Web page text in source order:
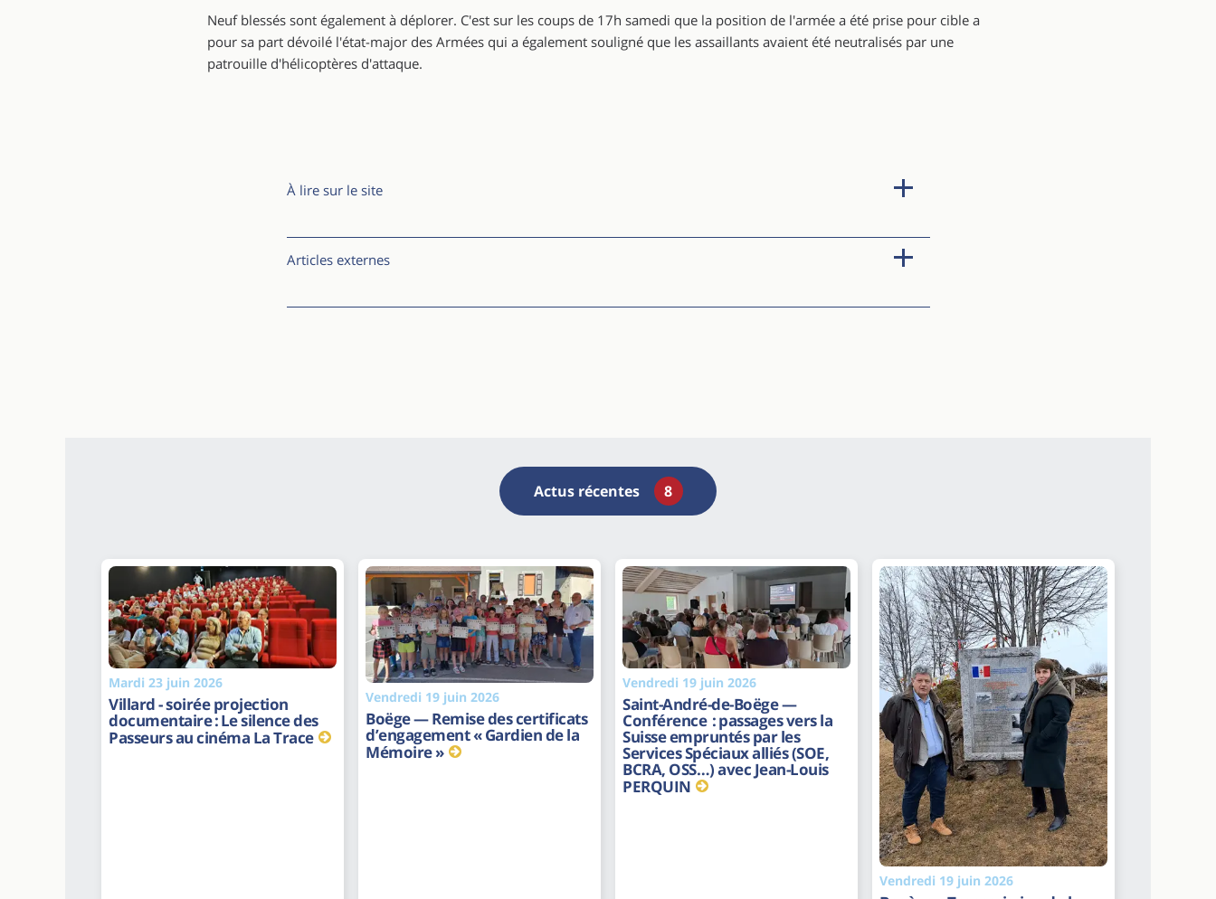
Neuf blessés sont également à déplorer. C'est sur les coups de 17h samedi que la position de l'armée a été prise pour cible a
pour sa part dévoilé l'état-major des Armées qui a également souligné que les assaillants avaient été neutralisés par une
patrouille d'hélicoptères d'attaque.
À lire sur le site
Articles externes
Actus récentes 8
Mardi 23 juin 2026
Villard - soirée projection
documentaire : Le silence des
Passeurs au cinéma La Trace
Vendredi 19 juin 2026
Boëge — Remise des certificats
d’engagement « Gardien de la
Mémoire »
Vendredi 19 juin 2026
Saint-André-de-Boëge —
Conférence : passages vers la
Suisse empruntés par les
Services Spéciaux alliés (SOE,
BCRA, OSS…) avec Jean-Louis
PERQUIN
Vendredi 19 juin 2026